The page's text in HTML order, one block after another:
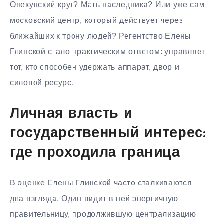
Опекунский круг? Мать наследника? Или уже сам
московский центр, который действует через
ближайших к трону людей? Регентство Елены
Глинской стало практическим ответом: управляет
тот, кто способен удержать аппарат, двор и
силовой ресурс.
Личная власть и
государственный интерес:
где проходила граница
В оценке Елены Глинской часто сталкиваются
два взгляда. Один видит в ней энергичную
правительницу, продолжившую централизацию